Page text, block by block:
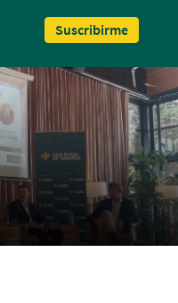
Suscribirme